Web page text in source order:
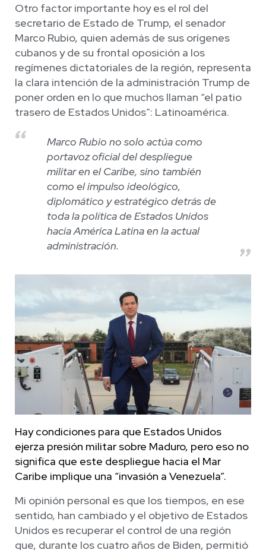
Otro factor importante hoy es el rol del
secretario de Estado de Trump, el senador
Marco Rubio, quien además de sus orígenes
cubanos y de su frontal oposición a los
regímenes dictatoriales de la región, representa
la clara intención de la administración Trump de
poner orden en lo que muchos llaman “el patio
trasero de Estados Unidos”: Latinoamérica.
Marco Rubio no solo actúa como
portavoz oficial del despliegue
militar en el Caribe, sino también
como el impulso ideológico,
diplomático y estratégico detrás de
toda la política de Estados Unidos
hacia América Latina en la actual
administración.
Hay condiciones para que Estados Unidos
ejerza presión militar sobre Maduro, pero eso no
significa que este despliegue hacia el Mar
Caribe implique una “invasión a Venezuela”.
Mi opinión personal es que los tiempos, en ese
sentido, han cambiado y el objetivo de Estados
Unidos es recuperar el control de una región
que, durante los cuatro años de Biden, permitió